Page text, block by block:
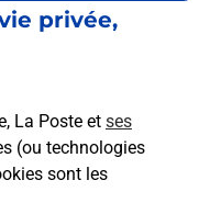
privée,
La Poste et ses
(ou technologies
sont les
un